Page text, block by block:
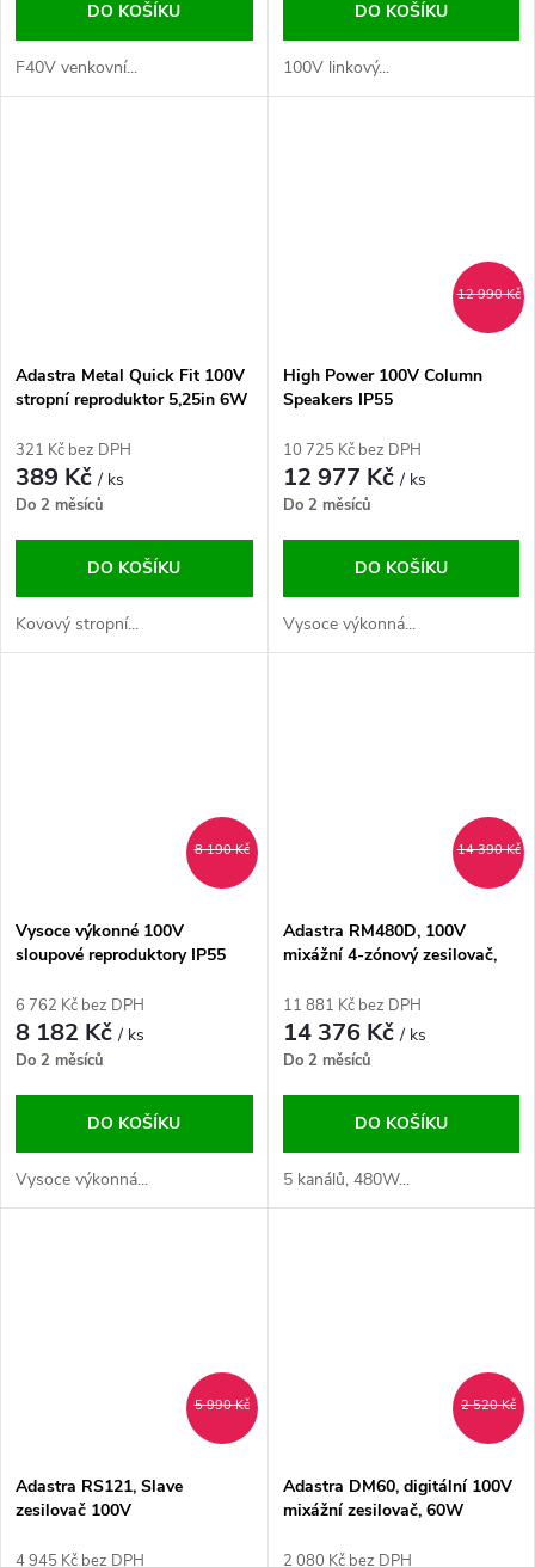
DO KOŠÍKU
F40V venkovní...
DO KOŠÍKU
100V linkový...
Adastra Metal Quick Fit 100V
stropní reproduktor 5,25in 6W
321 Kč bez DPH
389 Kč/ ks
Do 2 měsíců
DO KOŠÍKU
Kovový stropní...
12 990 Kč
High Power 100V Column
Speakers IP55
10 725 Kč bez DPH
12 977 Kč/ ks
Do 2 měsíců
DO KOŠÍKU
Vysoce výkonná...
8 190 Kč
Vysoce výkonné 100V
sloupové reproduktory IP55
6 762 Kč bez DPH
8 182 Kč/ ks
Do 2 měsíců
DO KOŠÍKU
Vysoce výkonná...
14 390 Kč
Adastra RM480D, 100V
mixážní 4-zónový zesilovač,
11 881 Kč bez DPH
14 376 Kč/ ks
Do 2 měsíců
DO KOŠÍKU
5 kanálů, 480W...
5 990 Kč
Adastra RS121, Slave
zesilovač 100V
4 945 Kč bez DPH
2 520 Kč
Adastra DM60, digitální 100V
mixážní zesilovač, 60W
2 080 Kč bez DPH